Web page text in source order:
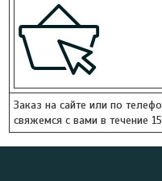
Заказ на сайте или по
свяжемся с вами в течение